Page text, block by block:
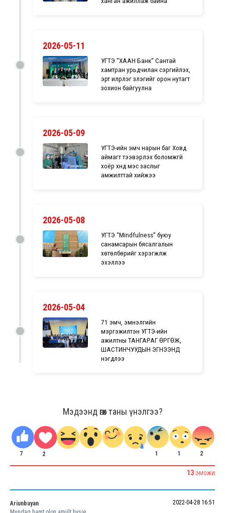
2026-05-11
УГТЭ “ХААН Банк“ Сантай
хамтран урьдчилан сэргийлэх,
эрт илрүүлэг үзлэгийг орон нутагт
зохион байгуулна
2026-05-09
УГТЭ-ийн эмч нарын баг Ховд
аймагт тээвэрлэх боломжгүй
хоёр хүнд мэс заслыг
амжилттай хийжээ
2026-05-08
УГТЭ “Mindfulness” буюу
санамсарын бясалгалын
хөтөлбөрийг хэрэгжүүлж
эхэллээ
2026-05-04
71 эмч, эмнэлгийн
мэргэжилтэн УГТЭ-ийн
ажилтны ТАНГАРАГ ӨРГӨЖ,
ШАСТИНЧУУДЫН ЭГНЭЭНД
нэгдлээ
Мэдээнд өгөх таны үнэлгээ?
7 2 1 1 2
13 ЭМОЖИ
Ariunbuyan
2022-04-28 16:51